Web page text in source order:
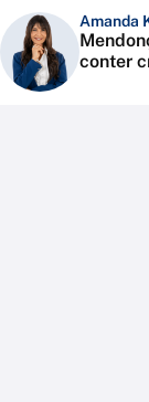
Amanda
conter